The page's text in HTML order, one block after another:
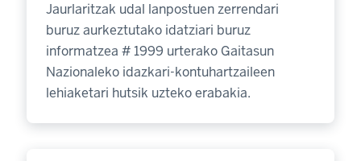
Jaurlaritzak udal lanpostuen zerrendari
buruz aurkeztutako idatziari buruz
informatzea # 1999 urterako Gaitasun
Nazionaleko idazkari-kontuhartzaileen
lehiaketari hutsik uzteko erabakia.